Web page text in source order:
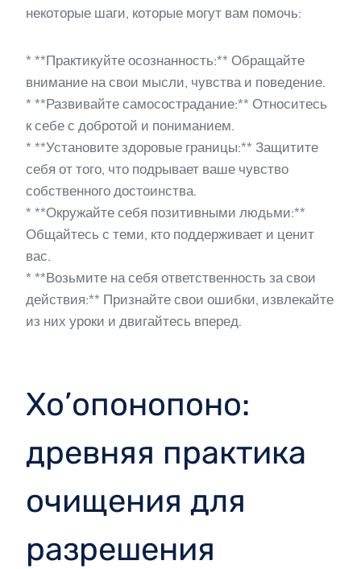
некоторые шаги, которые могут вам помочь:
* **Практикуйте осознанность:** Обращайте
внимание на свои мысли, чувства и поведение.
* **Развивайте самосострадание:** Относитесь
к себе с добротой и пониманием.
* **Установите здоровые границы:** Защитите
себя от того, что подрывает ваше чувство
собственного достоинства.
* **Окружайте себя позитивными людьми:**
Общайтесь с теми, кто поддерживает и ценит
вас.
* **Возьмите на себя ответственность за свои
действия:** Признайте свои ошибки, извлекайте
из них уроки и двигайтесь вперед.
Хо’опонопоно:
древняя практика
очищения для
разрешения